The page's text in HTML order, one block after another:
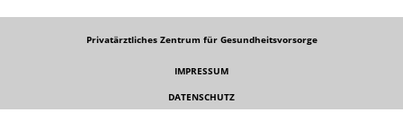
Privatärztliches Zentrum für Gesundheitsvorsorge
IMPRESSUM
DATENSCHUTZ